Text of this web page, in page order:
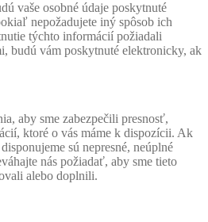
vaše osobné údaje poskytnuté
nepožadujete iný spôsob ich
týchto informácií požiadali
budú vám poskytnuté elektronicky, ak
aby sme zabezpečili presnosť,
ktoré o vás máme k dispozícii. Ak
sú nepresné, neúplné
nás požiadať, aby sme tieto
alebo doplnili.